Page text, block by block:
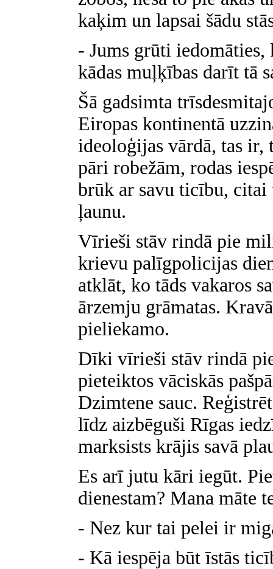
kaķim un lapsai šādu
- Jums grūti
kādas muļķības darīt tā
Šā gadsimta
Eiropas kontinentā
ideoloģijas vārdā, tas
pāri robežām, rodas
brūk ar savu ticību, citai
ļaunu.
Vīrieši stāv rindā pie
krievu palīgpolicijas
atklāt, ko tāds vakaros
ārzemju grāmatas.
pieliekamo.
Dīki vīrieši stāv rindā
pieteiktos vāciskās
Dzimtene sauc.
līdz aizbēguši Rīgas
marksists krājis savā
Es arī jutu kāri iegūt.
dienestam? Mana māte
- Nez kur tai pelei ir
- Kā iespēja būt īstās